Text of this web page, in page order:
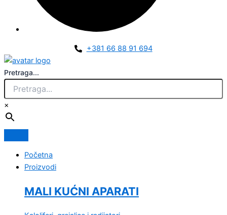
+381 66 88 91 694
Pretraga...
×
Početna
Proizvodi
MALI KUĆNI APARATI